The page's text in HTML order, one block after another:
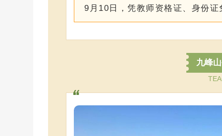
9月10日，凭教师资格证、身份证
九峰